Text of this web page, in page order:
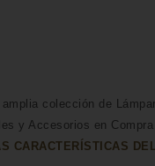
colección de
y Accesorios en
CARACTERÍSTICAS